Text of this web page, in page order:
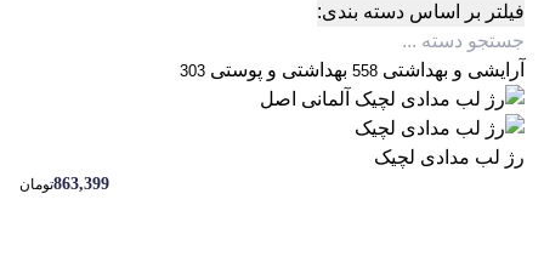
فیلتر بر اساس دسته بندی:
آرایشی و بهداشتی 558 بهداشتی و پوستی 303
رژ لب مدادی لچیک
863,399تومان